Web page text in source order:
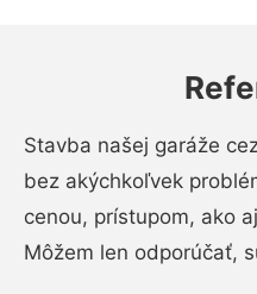
Stavba našej garáže
bez akýchkoľvek
cenou, prístupom, ako
Môžem len odporúčať,